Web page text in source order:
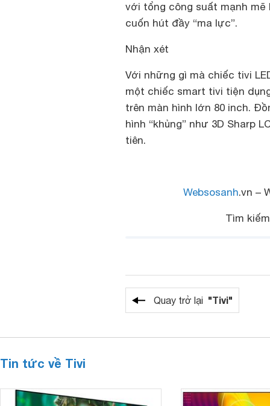
với tổng công suất mạnh mẽ
cuốn hút đầy “ma lực”.
Nhận xét
Với những gì mà chiếc tivi
một chiếc smart tivi tiện
trên màn hình lớn 80 inch.
hình “khủng” như 3D Sharp
tiên.
Websosanh.vn –
Tìm
Quay trở lại "Tivi"
Tin tức về Tivi